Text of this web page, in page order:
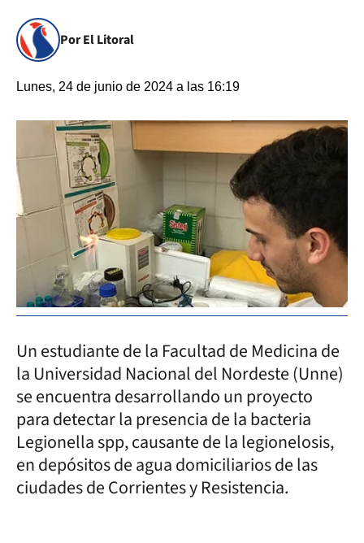
Por El Litoral
Lunes, 24 de junio de 2024 a las 16:19
Un estudiante de la Facultad de Medicina de
la Universidad Nacional del Nordeste (Unne)
se encuentra desarrollando un proyecto
para detectar la presencia de la bacteria
Legionella spp, causante de la legionelosis,
en depósitos de agua domiciliarios de las
ciudades de Corrientes y Resistencia.